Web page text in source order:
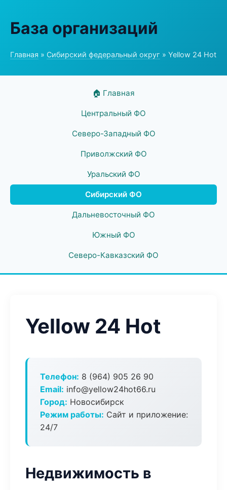
База организаций
Главная » Сибирский федеральный округ » Yellow 24 Hot
🏠 Главная
Центральный ФО
Северо-Западный ФО
Приволжский ФО
Уральский ФО
Сибирский ФО
Дальневосточный ФО
Южный ФО
Северо-Кавказский ФО
Yellow 24 Hot
Телефон: 8 (964) 905 26 90
Email: info@yellow24hot66.ru
Город: Новосибирск
Режим работы: Сайт и приложение:
24/7
Недвижимость в